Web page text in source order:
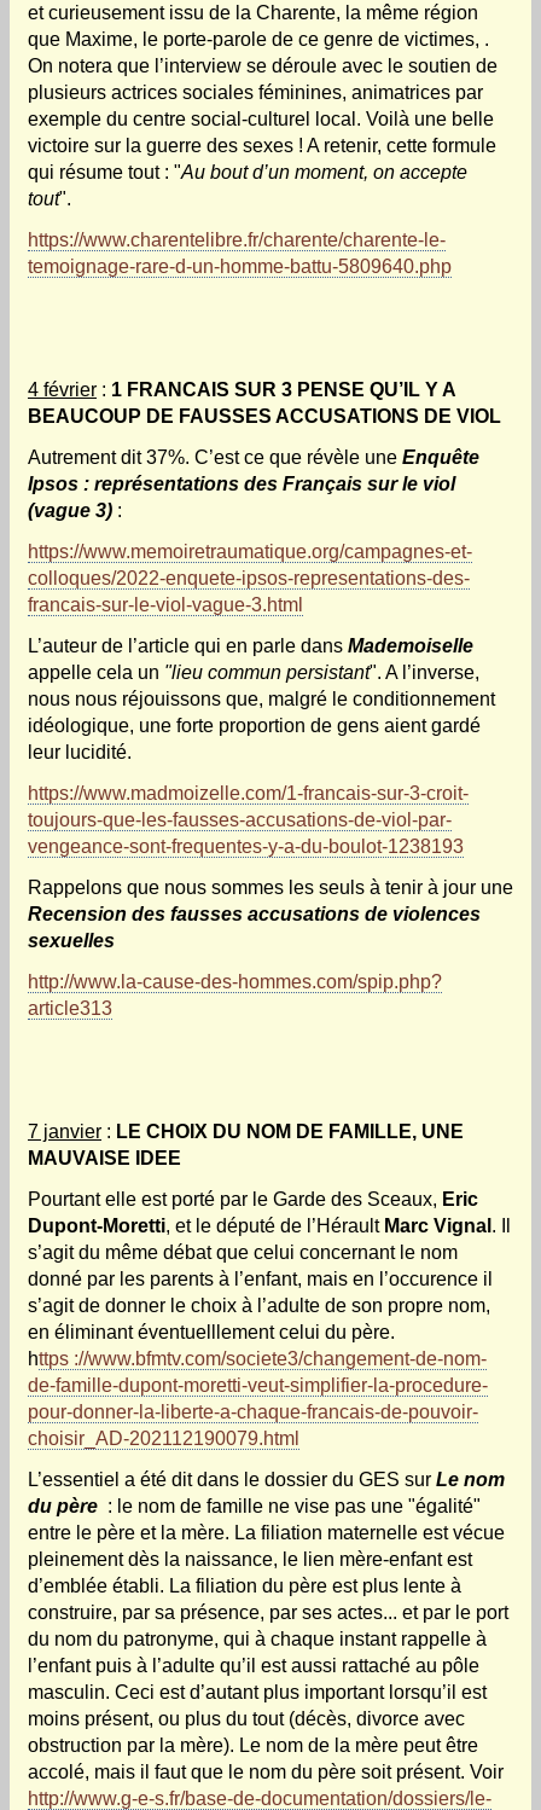
et curieusement issu de la Charente, la même région
que Maxime, le porte-parole de ce genre de victimes, .
On notera que l’interview se déroule avec le soutien de
plusieurs actrices sociales féminines, animatrices par
exemple du centre social-culturel local. Voilà une belle
victoire sur la guerre des sexes ! A retenir, cette formule
qui résume tout : "Au bout d’un moment, on accepte
tout".
https://www.charentelibre.fr/charente/charente-le-
temoignage-rare-d-un-homme-battu-5809640.php
4 février : 1 FRANCAIS SUR 3 PENSE QU’IL Y A
BEAUCOUP DE FAUSSES ACCUSATIONS DE VIOL
Autrement dit 37%. C’est ce que révèle une Enquête
Ipsos : représentations des Français sur le viol
(vague 3) :
https://www.memoiretraumatique.org/campagnes-et-
colloques/2022-enquete-ipsos-representations-des-
francais-sur-le-viol-vague-3.html
L’auteur de l’article qui en parle dans Mademoiselle
appelle cela un "lieu commun persistant". A l’inverse,
nous nous réjouissons que, malgré le conditionnement
idéologique, une forte proportion de gens aient gardé
leur lucidité.
https://www.madmoizelle.com/1-francais-sur-3-croit-
toujours-que-les-fausses-accusations-de-viol-par-
vengeance-sont-frequentes-y-a-du-boulot-1238193
Rappelons que nous sommes les seuls à tenir à jour une
Recension des fausses accusations de violences
sexuelles
http://www.la-cause-des-hommes.com/spip.php?
article313
7 janvier : LE CHOIX DU NOM DE FAMILLE, UNE
MAUVAISE IDEE
Pourtant elle est porté par le Garde des Sceaux, Eric
Dupont-Moretti, et le député de l’Hérault Marc Vignal . Il
s’agit du même débat que celui concernant le nom
donné par les parents à l’enfant, mais en l’occurence il
s’agit de donner le choix à l’adulte de son propre nom,
en éliminant éventuelllement celui du père.
https ://www.bfmtv.com/societe3/changement-de-nom-
de-famille-dupont-moretti-veut-simplifier-la-procedure-
pour-donner-la-liberte-a-chaque-francais-de-pouvoir-
choisir_AD-202112190079.html
L’essentiel a été dit dans le dossier du GES sur Le nom
du père : le nom de famille ne vise pas une "égalité"
entre le père et la mère. La filiation maternelle est vécue
pleinement dès la naissance, le lien mère-enfant est
d’emblée établi. La filiation du père est plus lente à
construire, par sa présence, par ses actes... et par le port
du nom du patronyme, qui à chaque instant rappelle à
l’enfant puis à l’adulte qu’il est aussi rattaché au pôle
masculin. Ceci est d’autant plus important lorsqu’il est
moins présent, ou plus du tout (décès, divorce avec
obstruction par la mère). Le nom de la mère peut être
accolé, mais il faut que le nom du père soit présent. Voir
http://www.g-e-s.fr/base-de-documentation/dossiers/le-